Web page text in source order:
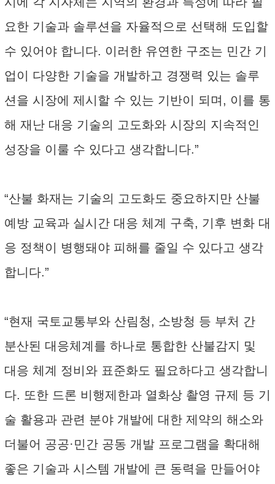
요한 기술과 솔루션을 자율적으로 선택해 도입할
수 있어야 합니다. 이러한 유연한 구조는 민간 기
업이 다양한 기술을 개발하고 경쟁력 있는 솔루
션을 시장에 제시할 수 있는 기반이 되며, 이를 통
해 재난 대응 기술의 고도화와 시장의 지속적인
성장을 이룰 수 있다고 생각합니다.”
“산불 화재는 기술의 고도화도 중요하지만 산불
예방 교육과 실시간 대응 체계 구축, 기후 변화 대
응 정책이 병행돼야 피해를 줄일 수 있다고 생각
합니다.”
“현재 국토교통부와 산림청, 소방청 등 부처 간
분산된 대응체계를 하나로 통합한 산불감지 및
대응 체계 정비와 표준화도 필요하다고 생각합니
다. 또한 드론 비행제한과 열화상 촬영 규제 등 기
술 활용과 관련 분야 개발에 대한 제약의 해소와
더불어 공공·민간 공동 개발 프로그램을 확대해
좋은 기술과 시스템 개발에 큰 동력을 만들어야